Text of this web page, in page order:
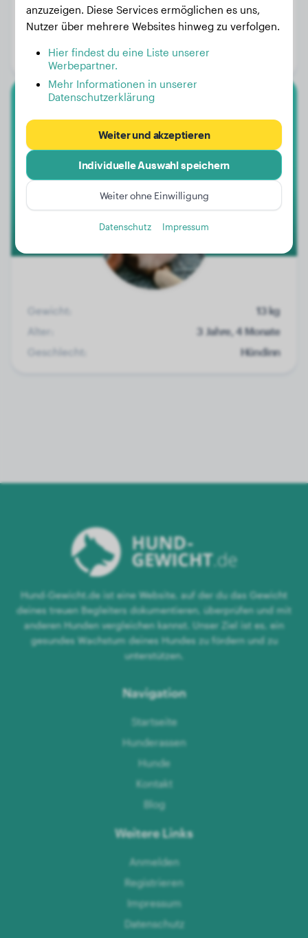
Gewicht:
41 kg
6 Jahre, 1 Monat
Geschlecht:
Bailey
Gewicht:
13 kg
Alter:
3 Jahre, 4 Monate
Geschlecht:
Hündinn
Hund-Gewicht.de ist eine Website, auf der du das Gewicht
deines treuen Begleiters dokumentieren, überprüfen und mit
anderen Hunden vergleichen kannst. Unser Ziel ist es, ein
gesundes Wachstum deines Hundes zu fördern und zu
unterstützen.
Navigation
Startseite
Hunderassen
Hunde
Kontakt
Blog
Weitere Links
Anmelden
Registrieren
Impressum
Datenschutz
anzuzeigen. Diese Services ermöglichen es uns,
Nutzer über mehrere Websites hinweg zu verfolgen.
Hier findest du eine Liste unserer
Werbepartner.
Mehr Informationen in unserer
Datenschutzerklärung
Weiter und akzeptieren
Individuelle Auswahl speichern
Weiter ohne Einwilligung
Datenschutz Impressum